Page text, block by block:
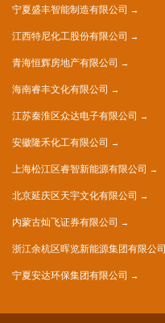
宁夏盛丰智能制造有限公司
江西特尼化工股份有限公司
青海恒辉房地产有限公司
海南睿丰文化有限公司
江苏秦淮区众达电子有限公司
安徽隆禾化工有限公司
上海松江区睿智新能源有限公司
北京延庆区天宇文化有限公司
内蒙古灿飞证券有限公司
浙江余杭区晖览新能源集团有限公司
宁夏安达环保集团有限公司